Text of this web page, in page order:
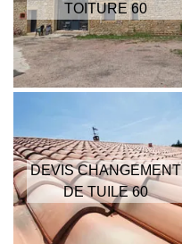
TOITURE 60
DEVIS CHANGEMENT
DE TUILE 60